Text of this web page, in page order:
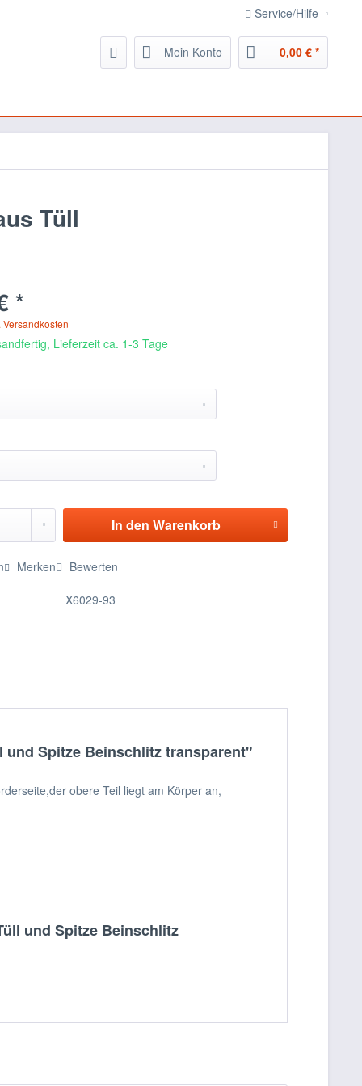
Service/Hilfe
Mein Konto 0,00 € *
Tüll
*
Versandkosten
Lieferzeit ca. 1-3 Tage
In den Warenkorb
Merken Bewerten
X6029-93
Spitze Beinschlitz transparent"
obere Teil liegt am Körper an,
und Spitze Beinschlitz